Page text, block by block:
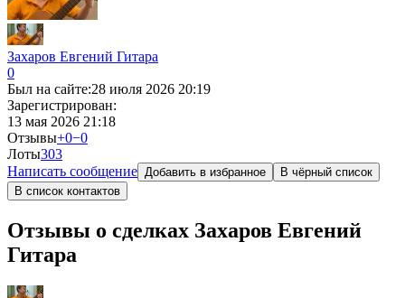
Захаров Евгений Гитара
0
Был на сайте:28 июля 2026 20:19
Зарегистрирован:
13 мая 2026 21:18
Отзывы+0−0
Лоты303
Написать сообщение Добавить в избранное
В чёрный список
В список контактов
Отзывы о сделках Захаров Евгений
Гитара